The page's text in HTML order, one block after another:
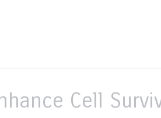
Cell